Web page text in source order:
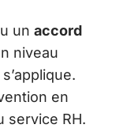
un accord
niveau
en
service RH.